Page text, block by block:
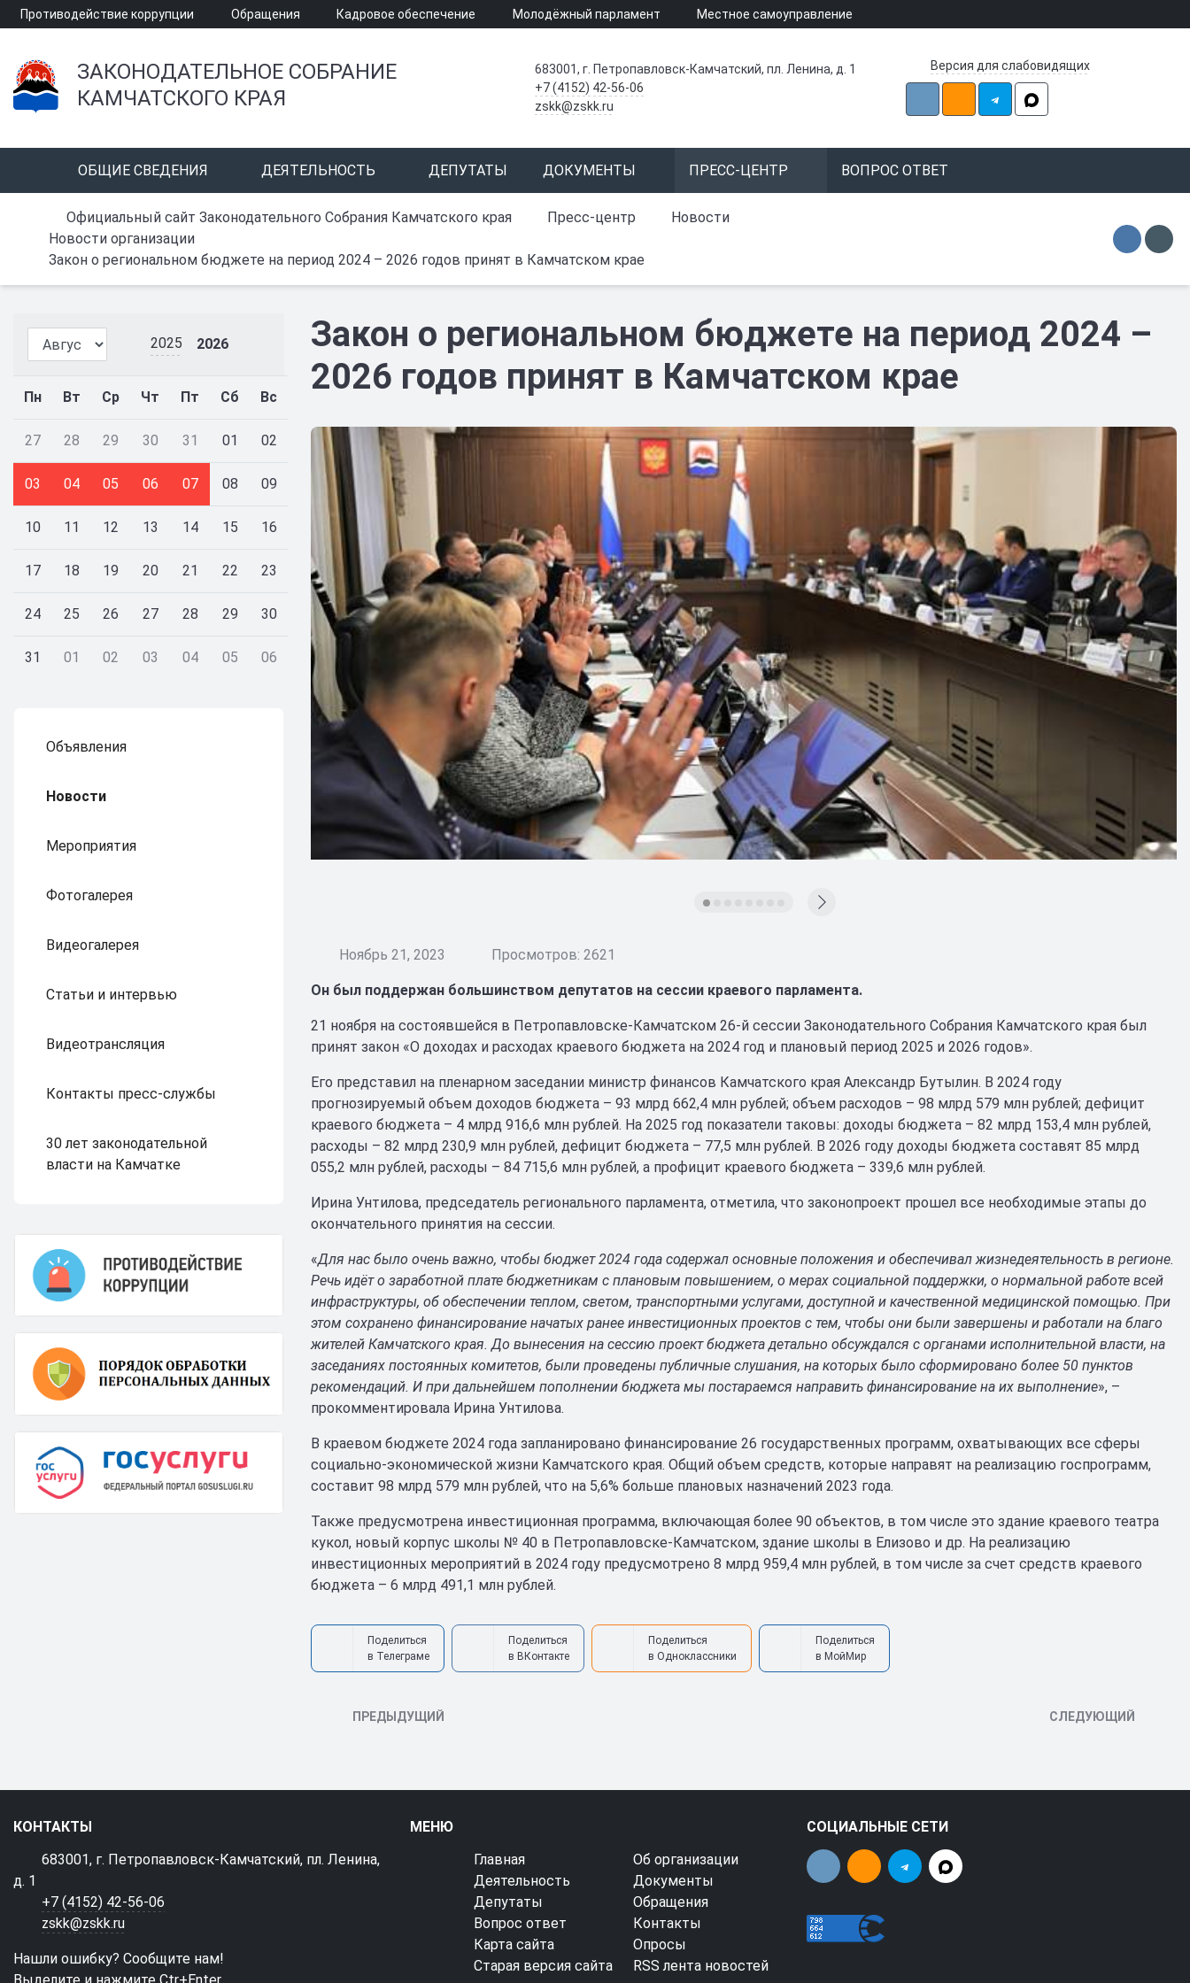
Противодействие коррупции Обращения Кадровое обеспечение Молодёжный парламент Местное самоуправление
ЗАКОНОДАТЕЛЬНОЕ СОБРАНИЕ
КАМЧАТСКОГО КРАЯ
683001, г. Петропавловск-Камчатский, пл. Ленина, д. 1
+7 (4152) 42-56-06
zskk@zskk.ru
Версия для слабовидящих
ОБЩИЕ СВЕДЕНИЯ ДЕЯТЕЛЬНОСТЬ ДЕПУТАТЫ ДОКУМЕНТЫ ПРЕСС-ЦЕНТР ВОПРОС ОТВЕТ
Официальный сайт Законодательного Собрания Камчатского края Пресс-центр
Новости
Новости организации
Закон о региональном бюджете на период 2024 – 2026 годов принят в Камчатском крае
2025 2026
Пн Вт Ср Чт Пт Сб Вс
27 28 29 30 31 01 02
03 04 05 06 07 08 09
10 11 12 13 14 15 16
17 18 19 20 21 22 23
24 25 26 27 28 29 30
31 01 02 03 04 05 06
Объявления
Новости
Мероприятия
Фотогалерея
Видеогалерея
Статьи и интервью
Видеотрансляция
Контакты пресс-службы
30 лет законодательной
власти на Камчатке
Закон о региональном бюджете на период 2024 –
2026 годов принят в Камчатском крае
Ноябрь 21, 2023 Просмотров: 2621
Он был поддержан большинством депутатов на сессии краевого парламента.
21 ноября на состоявшейся в Петропавловске-Камчатском 26-й сессии Законодательного Собрания Камчатского края был
принят закон «О доходах и расходах краевого бюджета на 2024 год и плановый период 2025 и 2026 годов».
Его представил на пленарном заседании министр финансов Камчатского края Александр Бутылин. В 2024 году
прогнозируемый объем доходов бюджета – 93 млрд 662,4 млн рублей; объем расходов – 98 млрд 579 млн рублей; дефицит
краевого бюджета – 4 млрд 916,6 млн рублей. На 2025 год показатели таковы: доходы бюджета – 82 млрд 153,4 млн рублей,
расходы – 82 млрд 230,9 млн рублей, дефицит бюджета – 77,5 млн рублей. В 2026 году доходы бюджета составят 85 млрд
055,2 млн рублей, расходы – 84 715,6 млн рублей, а профицит краевого бюджета – 339,6 млн рублей.
Ирина Унтилова, председатель регионального парламента, отметила, что законопроект прошел все необходимые этапы до
окончательного принятия на сессии.
«Для нас было очень важно, чтобы бюджет 2024 года содержал основные положения и обеспечивал жизнедеятельность в регионе.
Речь идёт о заработной плате бюджетникам с плановым повышением, о мерах социальной поддержки, о нормальной работе всей
инфраструктуры, об обеспечении теплом, светом, транспортными услугами, доступной и качественной медицинской помощью. При
этом сохранено финансирование начатых ранее инвестиционных проектов с тем, чтобы они были завершены и работали на благо
жителей Камчатского края. До вынесения на сессию проект бюджета детально обсуждался с органами исполнительной власти, на
заседаниях постоянных комитетов, были проведены публичные слушания, на которых было сформировано более 50 пунктов
рекомендаций. И при дальнейшем пополнении бюджета мы постараемся направить финансирование на их выполнение», –
прокомментировала Ирина Унтилова.
В краевом бюджете 2024 года запланировано финансирование 26 государственных программ, охватывающих все сферы
социально-экономической жизни Камчатского края. Общий объем средств, которые направят на реализацию госпрограмм,
составит 98 млрд 579 млн рублей, что на 5,6% больше плановых назначений 2023 года.
Также предусмотрена инвестиционная программа, включающая более 90 объектов, в том числе это здание краевого театра
кукол, новый корпус школы № 40 в Петропавловске-Камчатском, здание школы в Елизово и др. На реализацию
инвестиционных мероприятий в 2024 году предусмотрено 8 млрд 959,4 млн рублей, в том числе за счет средств краевого
бюджета – 6 млрд 491,1 млн рублей.
Поделиться
в Телеграме
Поделиться
в ВКонтакте
Поделиться
в Одноклассники
Поделиться
в МойМир
ПРЕДЫДУЩИЙ СЛЕДУЮЩИЙ
КОНТАКТЫ
683001, г. Петропавловск-Камчатский, пл. Ленина,
д. 1
+7 (4152) 42-56-06
zskk@zskk.ru
Нашли ошибку? Сообщите нам!
МЕНЮ
Главная
Об организации
Деятельность
Документы
Депутаты
Обращения
Вопрос ответ
Контакты
Карта сайта
Опросы
Старая версия сайта
RSS лента новостей
СОЦИАЛЬНЫЕ СЕТИ